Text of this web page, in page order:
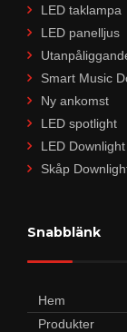
LED taklampa
LED panelljus
Smart Music
Ny ankomst
LED spotlight
LED Downlight
Skåp
Snabblänk
Hem
Produkter